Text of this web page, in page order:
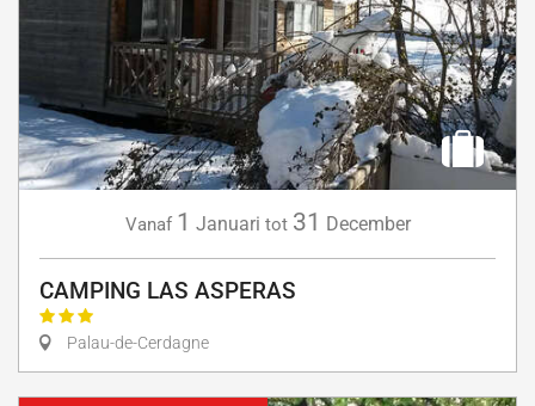
Vanaf 1 Januari tot 31 December
CAMPING LAS ASPERAS
Palau-de-Cerdagne